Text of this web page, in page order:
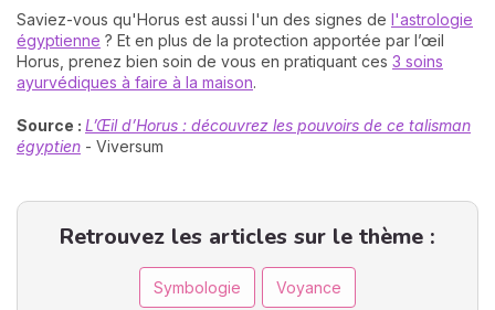
Saviez-vous qu'Horus est aussi l'un des signes de l'astrologie
égyptienne ? Et en plus de la protection apportée par l’œil
Horus, prenez bien soin de vous en pratiquant ces 3 soins
ayurvédiques à faire à la maison.
Source : L’Œil d’Horus : découvrez les pouvoirs de ce talisman
égyptien - Viversum
Retrouvez les articles sur le thème :
Symbologie Voyance